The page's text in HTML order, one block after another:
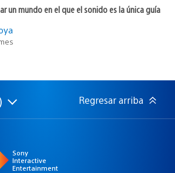
un mundo en el que el sonido es la única guía
Regresar arriba
Sony
Interactive
Entertainment